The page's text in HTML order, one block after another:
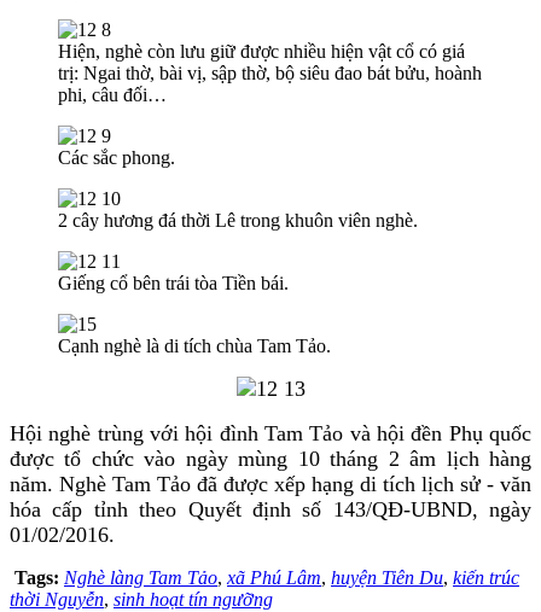
Hiện, nghè còn lưu giữ được nhiều hiện vật cổ có giá
trị: Ngai thờ, bài vị, sập thờ, bộ siêu đao bát bửu, hoành
phi, câu đối…
Các sắc phong.
2 cây hương đá thời Lê trong khuôn viên nghè.
Giếng cổ bên trái tòa Tiền bái.
Cạnh nghè là di tích chùa Tam Tảo.
Hội nghè trùng với hội đình Tam Tảo và hội đền Phụ quốc
được tổ chức vào ngày mùng 10 tháng 2 âm lịch hàng
năm. Nghè Tam Tảo đã được xếp hạng di tích lịch sử - văn
hóa cấp tỉnh theo Quyết định số 143/QĐ-UBND, ngày
01/02/2016.
Tags: Nghè làng Tam Tảo, xã Phú Lâm, huyện Tiên Du, kiến trúc
thời Nguyễn, sinh hoạt tín ngưỡng